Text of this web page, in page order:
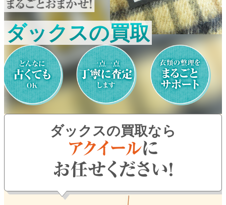
取扱アイテム
店舗一覧
よくある質問
0120-29-5302
受付時間9:00〜18:00（年中無休※年末年始は除く）
お申し込みフォーム
ダックスの買取
ダックスの買取なら